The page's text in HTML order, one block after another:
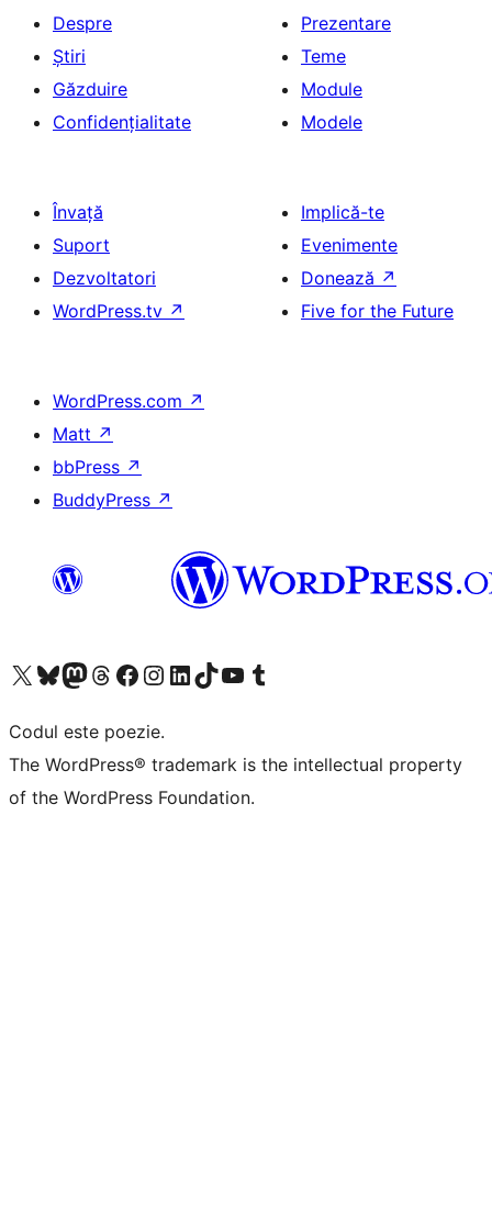
Despre
Știri
Găzduire
Confidențialitate
Prezentare
Teme
Module
Modele
Învață
Suport
Dezvoltatori
WordPress.tv ↗
Implică-te
Evenimente
Donează ↗
Five for the Future
WordPress.com ↗
Matt ↗
bbPress ↗
BuddyPress ↗
Mergi la contul nostru X (fost Twitter)
Vizitează contul nostru Bluesky
Vizitează contul nostru Mastodon
Vizitează contul nostru Threads
Vizitează pagina noastră Facebook
Vizitează-ne pe Instagram
Vizitează-ne pe LinkedIn
Vizitează contul nostru TikTok
Vizitează canalul nostru YouTube
Vizitează contul nostru Tumblr
Codul este poezie.
The WordPress® trademark is the intellectual property
of the WordPress Foundation.